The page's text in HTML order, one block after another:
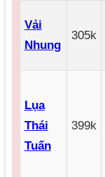
Vải
Nhung
305k
Lụa
Thái
Tuấn
399k